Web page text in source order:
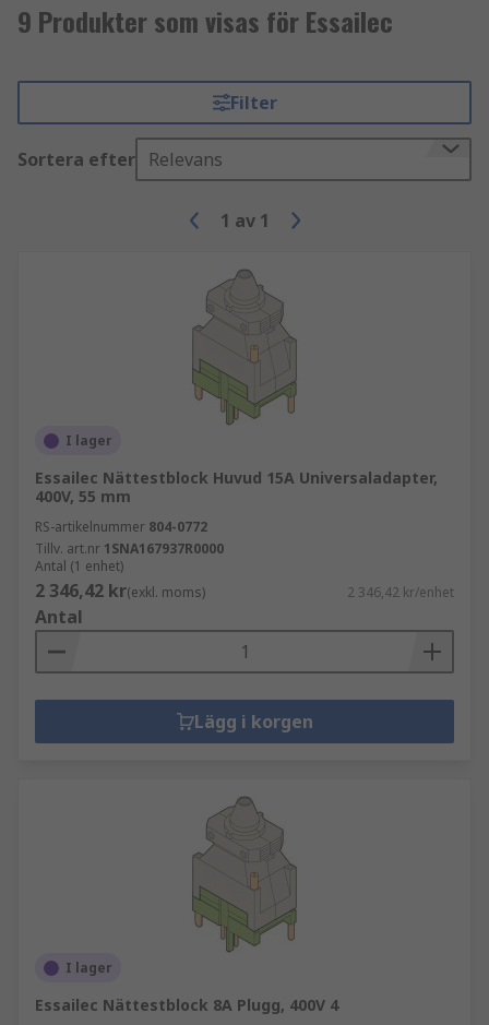
9 Produkter som visas för Essailec
Filter
Sortera efter Relevans
1 av 1
I lager
Essailec Nättestblock Huvud 15A Universaladapter,
400V, 55 mm
RS-artikelnummer 804-0772
Tillv. art.nr 1SNA167937R0000
Antal (1 enhet)
2 346,42 kr(exkl. moms) 2 346,42 kr/enhet
Antal
Lägg i korgen
I lager
Essailec Nättestblock 8A Plugg, 400V 4